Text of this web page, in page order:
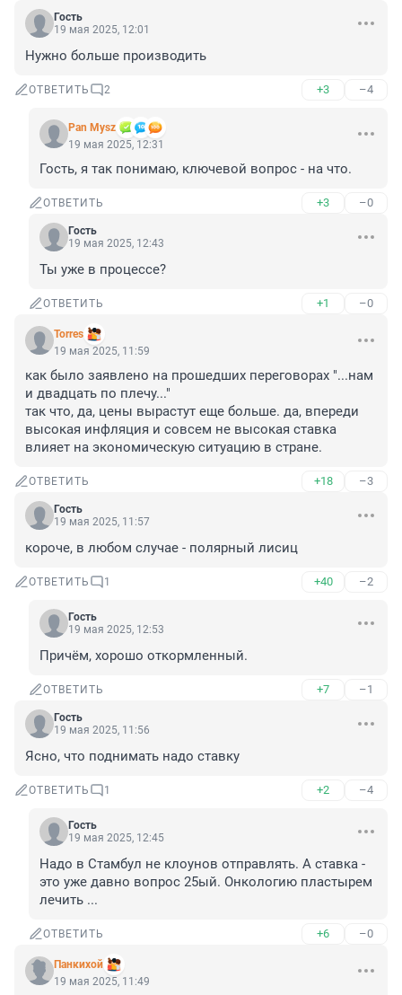
Гость
19 мая 2025, 12:01
Нужно больше производить
ОТВЕТИТЬ 2 +3 –4
Pan Mysz
19 мая 2025, 12:31
Гость, я так понимаю, ключевой вопрос - на что.
ОТВЕТИТЬ +3 –0
Гость
19 мая 2025, 12:43
Ты уже в процессе?
ОТВЕТИТЬ +1 –0
Torres
19 мая 2025, 11:59
как было заявлено на прошедших переговорах "...нам
и двадцать по плечу..."
так что, да, цены вырастут еще больше. да, впереди
высокая инфляция и совсем не высокая ставка
влияет на экономическую ситуацию в стране.
ОТВЕТИТЬ +18 –3
Гость
19 мая 2025, 11:57
короче, в любом случае - полярный лисиц
ОТВЕТИТЬ 1 +40 –2
Гость
19 мая 2025, 12:53
Причём, хорошо откормленный.
ОТВЕТИТЬ +7 –1
Гость
19 мая 2025, 11:56
Ясно, что поднимать надо ставку
ОТВЕТИТЬ 1 +2 –4
Гость
19 мая 2025, 12:45
Надо в Стамбул не клоунов отправлять. А ставка -
это уже давно вопрос 25ый. Онкологию пластырем
лечить ...
ОТВЕТИТЬ +6 –0
Панкихой
19 мая 2025, 11:49